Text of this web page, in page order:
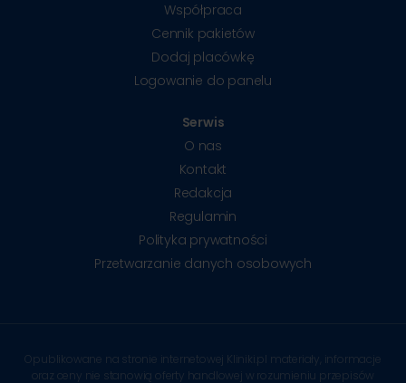
Współpraca
Cennik pakietów
Dodaj placówkę
Logowanie do panelu
Serwis
O nas
Kontakt
Redakcja
Regulamin
Polityka prywatności
Przetwarzanie danych osobowych
Opublikowane na stronie internetowej Kliniki.pl materiały, informacje
oraz ceny nie stanowią oferty handlowej w rozumieniu przepisów